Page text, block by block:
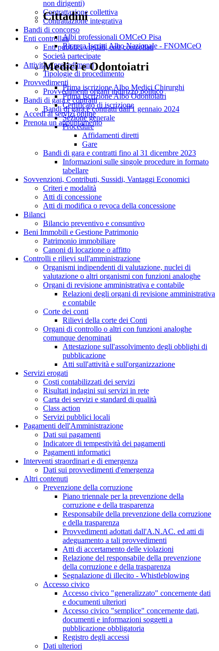
Cittadini
Albi professionali OMCeO Pisa
Ricerca Iscritti Albo Nazionale - FNOMCeO
Medici e Odontoiatri
Prima iscrizione Albo Medici Chirurghi
Prima iscrizione Albo Odontoiatri
Certificato di iscrizione
Accedi ai servizi online
Prenota un appuntamento
non dirigenti)
Contrattazione collettiva
Contrattazione integrativa
Bandi di concorso
Enti controllati
Enti pubblici vigilati, enti controllati
Società partecipate
Attività e procedimenti
Tipologie di procedimento
Provvedimenti
Provvedimenti organi indirizzo politico
Bandi di gara e contratti
Bandi di gara e contratti dall'1 gennaio 2024
Sezione generale
Procedure
Affidamenti diretti
Gare
Bandi di gara e contratti fino al 31 dicembre 2023
Informazioni sulle singole procedure in formato
tabellare
Sovvenzioni, Contributi, Sussidi, Vantaggi Economici
Criteri e modalità
Atti di concessione
Atti di modifica o revoca della concessione
Bilanci
Bilancio preventivo e consuntivo
Beni Immobili e Gestione Patrimonio
Patrimonio immobiliare
Canoni di locazione o affitto
Controlli e rilievi sull'amministrazione
Organismi indipendenti di valutazione, nuclei di
valutazione o altri organismi con funzioni analoghe
Organi di revisione amministrativa e contabile
Relazioni degli organi di revisione amministrativa
e contabile
Corte dei conti
Rilievi della corte dei Conti
Organi di controllo o altri con funzioni analoghe
comunque denominati
Attestazione sull'assolvimento degli obblighi di
pubblicazione
Atti sull'attività e sull'organizzazione
Servizi erogati
Costi contabilizzati dei servizi
Risultati indagini sui servizi in rete
Carta dei servizi e standard di qualità
Class action
Servizi pubblici locali
Pagamenti dell'Amministrazione
Dati sui pagamenti
Indicatore di tempestività dei pagamenti
Pagamenti informatici
Interventi straordinari e di emergenza
Dati sui provvedimenti d'emergenza
Altri contenuti
Prevenzione della corruzione
Piano triennale per la prevenzione della
corruzione e della trasparenza
Responsabile della prevenzione della corruzione
e della trasparenza
Provvedimenti adottati dall'A.N.AC. ed atti di
adeguamento a tali provvedimenti
Atti di accertamento delle violazioni
Relazione del responsabile della prevenzione
della corruzione e della trasparenza
Segnalazione di illecito - Whistleblowing
Accesso civico
Accesso civico "generalizzato" concernente dati
e documenti ulteriori
Accesso civico "semplice" concernente dati,
documenti e informazioni soggetti a
pubblicazione obbligatoria
Registro degli accessi
Dati ulteriori